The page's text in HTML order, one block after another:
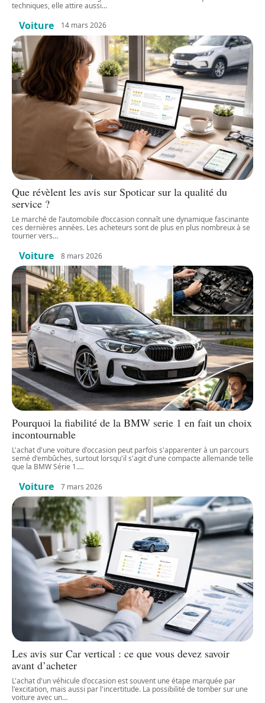
techniques, elle attire aussi…
Voiture 14 mars 2026
Que révèlent les avis sur Spoticar sur la qualité du
service ?
Le marché de l’automobile d’occasion connaît une dynamique fascinante
ces dernières années. Les acheteurs sont de plus en plus nombreux à se
tourner vers…
Voiture 8 mars 2026
Pourquoi la fiabilité de la BMW serie 1 en fait un choix
incontournable
L'achat d'une voiture d'occasion peut parfois s'apparenter à un parcours
semé d'embûches, surtout lorsqu'il s'agit d'une compacte allemande telle
que la BMW Série 1.…
Voiture 7 mars 2026
Les avis sur Car vertical : ce que vous devez savoir
avant d’acheter
L'achat d'un véhicule d'occasion est souvent une étape marquée par
l'excitation, mais aussi par l'incertitude. La possibilité de tomber sur une
voiture avec un…